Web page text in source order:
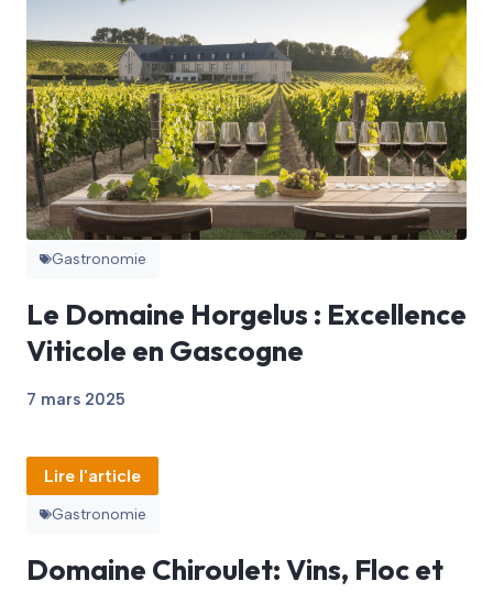
Gastronomie
Le Domaine Horgelus : Excellence
Viticole en Gascogne
7 mars 2025
Lire l'article
Gastronomie
Domaine Chiroulet: Vins, Floc et